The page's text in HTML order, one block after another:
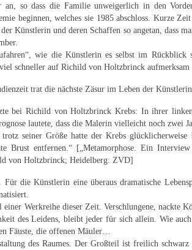
an, so dass die Familie unweigerlich in den
beginnen, welches sie 1985 abschloss. Kurze
Künstlerin und deren Schaffen so angetan, dass
wie die Künstlerin es selbst im Rückblick
schneller auf Richild von Holtzbrinck aufmerksam
trat die nächste Zäsur im Leben der Künstlerin
bei Richild von Holtzbrinck Krebs: In ihrer
lautete, dass die Malerin vielleicht noch zwei
seiner Größe hatte der Krebs
Brust entfernen.“ [„Metamorphose. Ein
von Holtzbrinck; Heidelberg: ZVD]
die Künstlerin eine überaus dramatische
Werkreihe dieser Zeit. Verschlungene, nackte
des Leidens, bleibt jeder für sich allein. Wie
Fäuste, die offenen Mäuler…
des Raumes. Der Großteil ist freilich